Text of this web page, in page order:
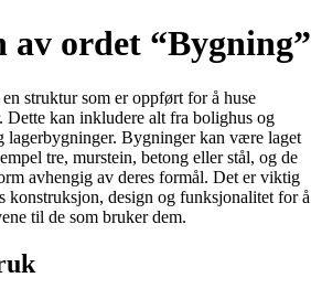
av ordet “Bygning”
struktur som er oppført for å huse
Dette kan inkludere alt fra bolighus og
Bygninger kan være laget
tre, murstein, betong eller stål, og de
avhengig av deres formål. Det er viktig
konstruksjon, design og funksjonalitet for å
til de som bruker dem.